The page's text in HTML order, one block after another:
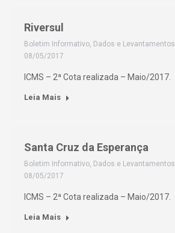
Riversul
Boletim Informativo, Dados e Levantamentos
08/05/2017
ICMS – 2ª Cota realizada – Maio/2017.
Leia Mais
Santa Cruz da Esperança
Boletim Informativo, Dados e Levantamentos
08/05/2017
ICMS – 2ª Cota realizada – Maio/2017.
Leia Mais